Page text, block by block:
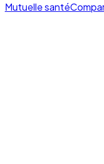
Mutuelle santé